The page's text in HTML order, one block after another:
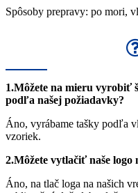
Spôsoby prepravy: po mori,
1.Môžete na mieru vyrobiť
podľa našej požiadavky?
Áno, vyrábame tašky podľa
vzoriek.
2.Môžete vytlačiť naše logo
Áno, na tlač loga na našich